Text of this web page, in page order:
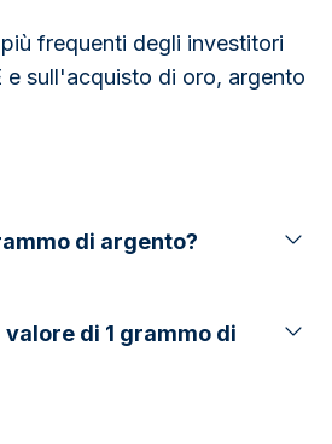
frequenti degli investitori
e sull'acquisto di oro, argento
di argento?
di 1 grammo di